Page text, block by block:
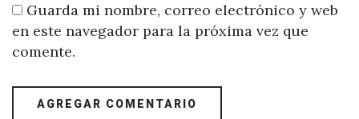
Guarda mi nombre, correo electrónico y web
en este navegador para la próxima vez que
comente.